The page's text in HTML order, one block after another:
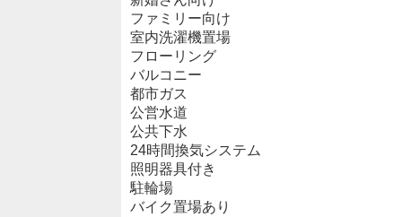
ファミリー向け
室内洗濯機置場
フローリング
バルコニー
都市ガス
公営水道
公共下水
24時間換気システム
照明器具付き
駐輪場
バイク置場あり